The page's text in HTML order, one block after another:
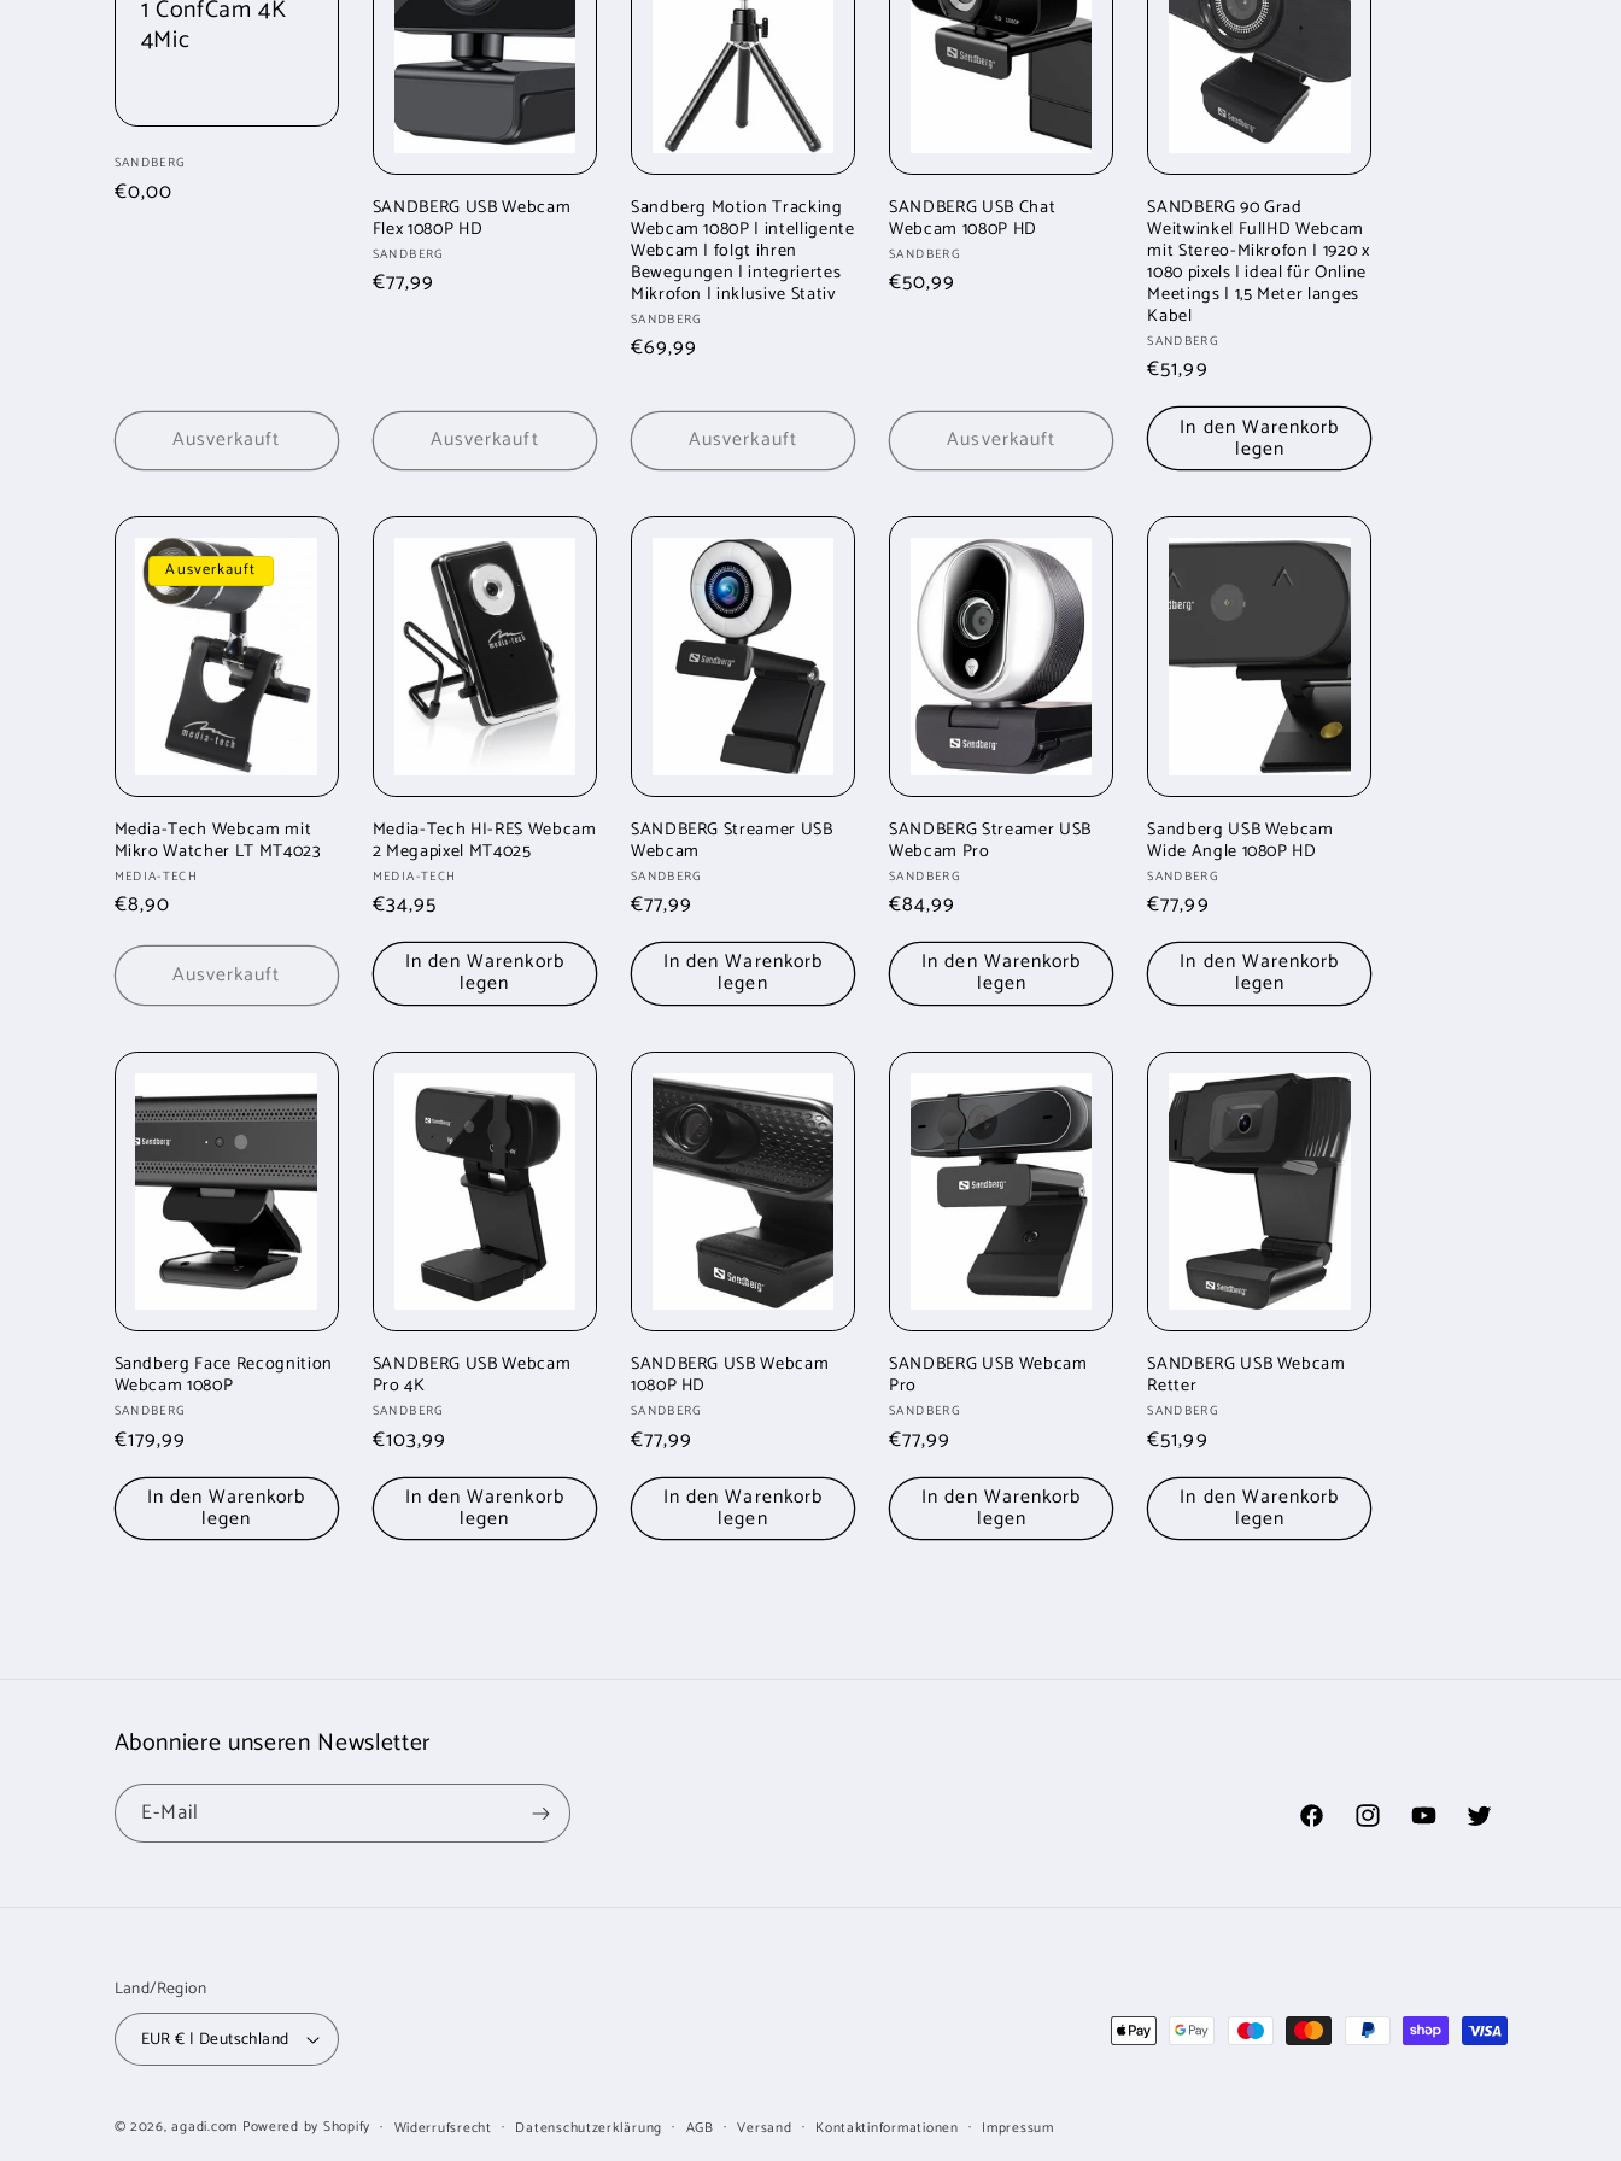
g
o
r
i
1 ConfCam 4K
4Mic
Anbieter:
SANDBERG
Normaler
€0,00
Ausverkauft
SANDBERG USB Webcam
Flex 1080P HD
Anbieter:
SANDBERG
Normaler
€77,99
Ausverkauft
Sandberg Motion Tracking
Webcam 1080P | intelligente
Webcam | folgt ihren
Bewegungen | integriertes
Mikrofon | inklusive Stativ
Anbieter:
SANDBERG
Normaler
€69,99
Ausverkauft
SANDBERG USB Chat
Webcam 1080P HD
Anbieter:
SANDBERG
Normaler
€50,99
Ausverkauft
SANDBERG 90 Grad
Weitwinkel FullHD Webcam
mit Stereo-Mikrofon | 1920 x
1080 pixels | ideal für Online
Meetings | 1,5 Meter langes
Kabel
Anbieter:
SANDBERG
Normaler
Preis
€51,99
In den Warenkorb
legen
Ausverkauft
Media-Tech Webcam mit
Mikro Watcher LT MT4023
Anbieter:
MEDIA-TECH
Normaler
€8,90
Ausverkauft
Media-Tech HI-RES Webcam
2 Megapixel MT4025
Anbieter:
MEDIA-TECH
Normaler
Preis
€34,95
In den Warenkorb
legen
SANDBERG Streamer USB
Webcam
Anbieter:
SANDBERG
Normaler
Preis
€77,99
In den Warenkorb
legen
SANDBERG Streamer USB
Webcam Pro
Anbieter:
SANDBERG
Normaler
Preis
€84,99
In den Warenkorb
legen
Sandberg USB Webcam
Wide Angle 1080P HD
Anbieter:
SANDBERG
Normaler
Preis
€77,99
In den Warenkorb
legen
Sandberg Face Recognition
Webcam 1080P
Anbieter:
SANDBERG
Normaler
Preis
€179,99
In den Warenkorb
legen
SANDBERG USB Webcam
Pro 4K
Anbieter:
SANDBERG
Normaler
Preis
€103,99
In den Warenkorb
legen
SANDBERG USB Webcam
1080P HD
Anbieter:
SANDBERG
Normaler
Preis
€77,99
In den Warenkorb
legen
SANDBERG USB Webcam
Pro
Anbieter:
SANDBERG
Normaler
Preis
€77,99
In den Warenkorb
legen
SANDBERG USB Webcam
Retter
Anbieter:
SANDBERG
Normaler
Preis
€51,99
In den Warenkorb
legen
Abonniere unseren Newsletter
E-Mail FacebookInstagramYouTubeTwitter
Land/Region
EUR € | Deutschland
Zahlungsmethoden
© 2026,agadi.com Powered by Shopify Widerrufsrecht Datenschutzerklärung AGB Versand Kontaktinformationen Impressum